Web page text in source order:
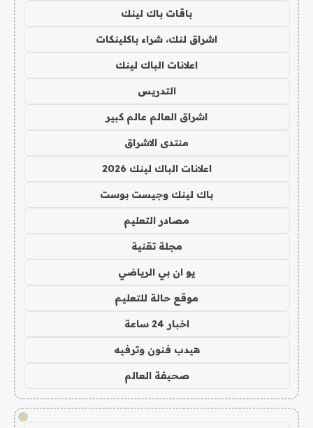
باقات باك لينك
اشراق لنك، شراء باكلينكات
اعلانات الباك لينك
التدريس
اشراق العالم عالم كبير
منتدى الاشراق
اعلانات الباك لينك 2026
باك لينك وجيست بوست
مصادر التعليم
مجلة تقنية
يو ان بي الرياضي
موقع حالة للتعليم
اخبار 24 ساعة
هيدب فنون وترفيه
صحيفة العالم
!